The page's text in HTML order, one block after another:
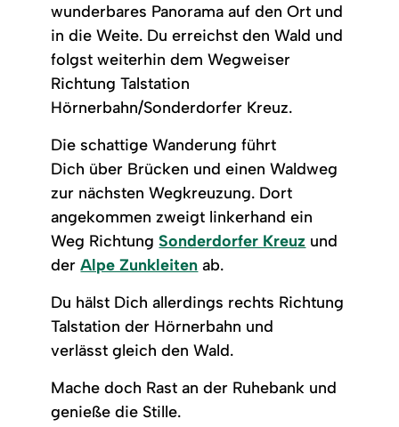
wunderbares Panorama auf den Ort und
in die Weite. Du erreichst den Wald und
folgst weiterhin dem Wegweiser
Richtung Talstation
Hörnerbahn/Sonderdorfer Kreuz.
Die schattige Wanderung führt
Dich über Brücken und einen Waldweg
zur nächsten Wegkreuzung. Dort
angekommen zweigt linkerhand ein
Weg RichtungSonderdorfer Kreuz und
derAlpe Zunkleiten ab.
Du hälst Dich allerdings rechts Richtung
Talstation der Hörnerbahn und
verlässt gleich den Wald.
Mache doch Rast an der Ruhebank und
genieße die Stille.